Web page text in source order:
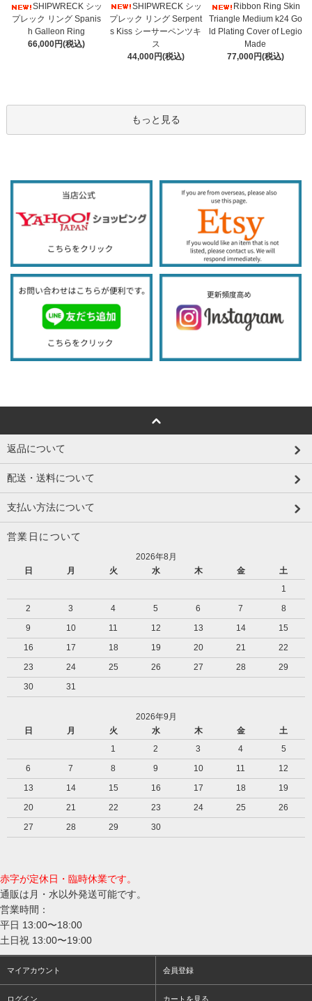
SHIPWRECK シッ
プレック リング Spanis
h Galleon Ring
66,000円(税込)
SHIPWRECK シッ
プレック リング Serpent
s Kiss シーサーペンツキ
ス
44,000円(税込)
Ribbon Ring Skin
Triangle Medium k24 Go
ld Plating Cover of Legio
Made
77,000円(税込)
もっと見る
返品について
配送・送料について
支払い方法について
営業日について
2026年8月
日
月 火 水 木 金
土
1
2
3 4 5 6 7
8
9
10 11 12 13 14
15
16
17 18 19 20 21
22
23
24 25 26 27 28
29
30
31
2026年9月
日
月 火 水 木 金
土
1
2 3 4
5
6
7 8 9 10 11
12
13
14 15 16 17 18
19
20
21 22 23 24 25
26
27
28 29 30
赤字が定休日・臨時休業です。
通販は月・水以外発送可能です。
営業時間：
平日 13:00〜18:00
土日祝 13:00〜19:00
マイアカウント 会員登録
ログイン カートを見る